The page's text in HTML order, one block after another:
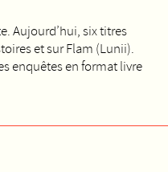
Aujourd’hui, six titres
et sur Flam (Lunii).
enquêtes en format livre